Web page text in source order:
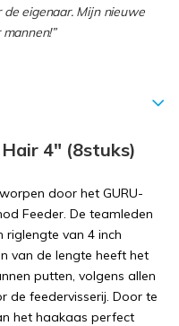
eigenaar. Mijn nieuwe
4" (8stuks)
door het GURU-
Feeder. De teamleden
riglengte van 4 inch
van de lengte heeft het
putten, volgens allen
de feedervisserij. Door te
het haakaas perfect